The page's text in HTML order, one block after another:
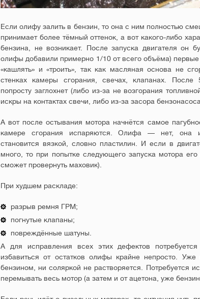
Если олифу залить в бензин, то она с ним полностью
принимает более тёмный оттенок, а вот какого-либо
бензина, не возникает. После запуска двигателя он
олифы добавили примерно 1/10 от всего объёма) первые
«кашлять» и «троить», так как масляная основа не
стенках камеры сгорания, свечах, клапанах. После
попросту заглохнет (либо из-за не возгорания
искры на контактах свечи, либо из-за засора
А вот после остывания мотора начнётся самое
камере сгорания испаряются. Олифа — нет, она
становится вязкой, словно пластилин. И если в
много, то при попытке следующего запуска мотора его
сможет провернуть маховик).
При худшем раскладе:
разрыв ремня ГРМ;
погнутые клапаны;
повреждённые шатуны.
А для исправления всех этих дефектов
избавиться от остатков олифы крайне непросто.
бензином, ни соляркой не растворяется. Потребуется
перемывать весь мотор (а затем и от ацетона, уже